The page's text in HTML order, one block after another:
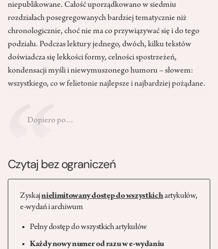
niepublikowane. Całość uporządkowano w siedmiu
rozdziałach posegregowanych bardziej tematycznie niż
chronologicznie, choć nie ma co przywiązywać się i do tego
podziału. Podczas lektury jednego, dwóch, kilku tekstów
doświadcza się lekkości formy, celności spostrzeżeń,
kondensacji myśli i niewymuszonego humoru – słowem:
wszystkiego, co w felietonie najlepsze i najbardziej pożądane.
Dopiero po…
Czytaj bez ograniczeń
Zyskajnielimitowany dostęp do wszystkichartykułów,
e-wydań i archiwum
Pełny dostęp do wszystkich artykułów
Każdy nowy numer od razu w e-wydaniu